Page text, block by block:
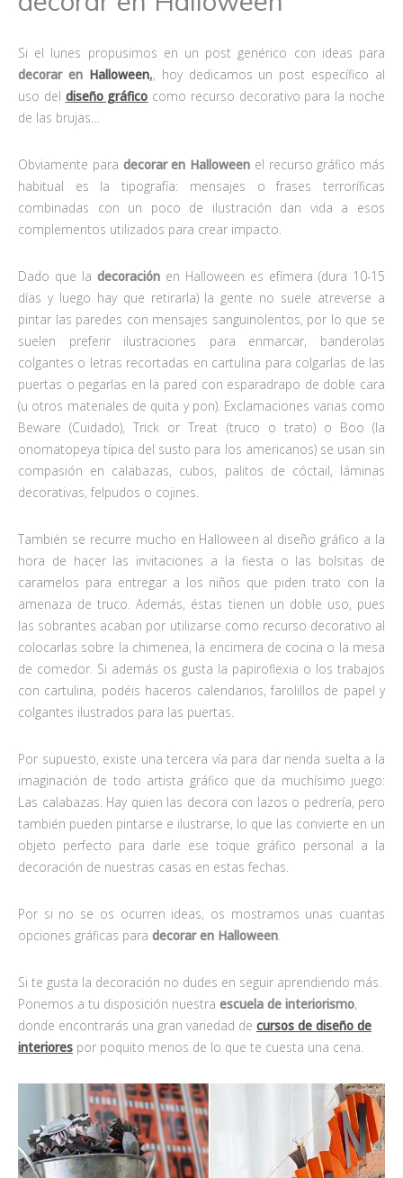
Si el lunes propusimos en un post genérico con ideas para
decorar en Halloween,, hoy dedicamos un post específico al
uso del diseño gráfico como recurso decorativo para la noche
de las brujas…
Obviamente para decorar en Halloween el recurso gráfico más
habitual es la tipografía: mensajes o frases terroríficas
combinadas con un poco de ilustración dan vida a esos
complementos utilizados para crear impacto.
Dado que la decoración en Halloween es efímera (dura 10-15
días y luego hay que retirarla) la gente no suele atreverse a
pintar las paredes con mensajes sanguinolentos, por lo que se
suelen preferir ilustraciones para enmarcar, banderolas
colgantes o letras recortadas en cartulina para colgarlas de las
puertas o pegarlas en la pared con esparadrapo de doble cara
(u otros materiales de quita y pon). Exclamaciones varias como
Beware (Cuidado), Trick or Treat (truco o trato) o Boo (la
onomatopeya típica del susto para los americanos) se usan sin
compasión en calabazas, cubos, palitos de cóctail, láminas
decorativas, felpudos o cojines.
También se recurre mucho en Halloween al diseño gráfico a la
hora de hacer las invitaciones a la fiesta o las bolsitas de
caramelos para entregar a los niños que piden trato con la
amenaza de truco. Además, éstas tienen un doble uso, pues
las sobrantes acaban por utilizarse como recurso decorativo al
colocarlas sobre la chimenea, la encimera de cocina o la mesa
de comedor. Si además os gusta la papiroflexia o los trabajos
con cartulina, podéis haceros calendarios, farolillos de papel y
colgantes ilustrados para las puertas.
Por supuesto, existe una tercera vía para dar rienda suelta a la
imaginación de todo artista gráfico que da muchísimo juego:
Las calabazas. Hay quien las decora con lazos o pedrería, pero
también pueden pintarse e ilustrarse, lo que las convierte en un
objeto perfecto para darle ese toque gráfico personal a la
decoración de nuestras casas en estas fechas.
Por si no se os ocurren ideas, os mostramos unas cuantas
opciones gráficas para decorar en Halloween.
Si te gusta la decoración no dudes en seguir aprendiendo más.
Ponemos a tu disposición nuestra escuela de interiorismo,
donde encontrarás una gran variedad de cursos de diseño de
interiores por poquito menos de lo que te cuesta una cena.